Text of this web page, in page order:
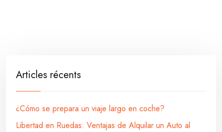
Articles récents
¿Cómo se prepara un viaje largo en coche?
Libertad en Ruedas: Ventajas de Alquilar un Auto al